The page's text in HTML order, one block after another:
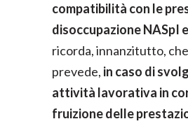
compatibilità con le
disoccupazione NASpI
ricorda, innanzitutto,
prevede, in caso di
attività lavorativa in
fruizione delle